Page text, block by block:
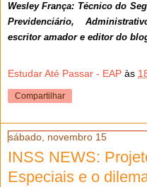
Wesley França: Técnico do
Previdenciário,
escritor amador e editor do
Estudar Até Passar - EAP às
Compartilhar
sábado, novembro 15
INSS NEWS:
Especiais e o